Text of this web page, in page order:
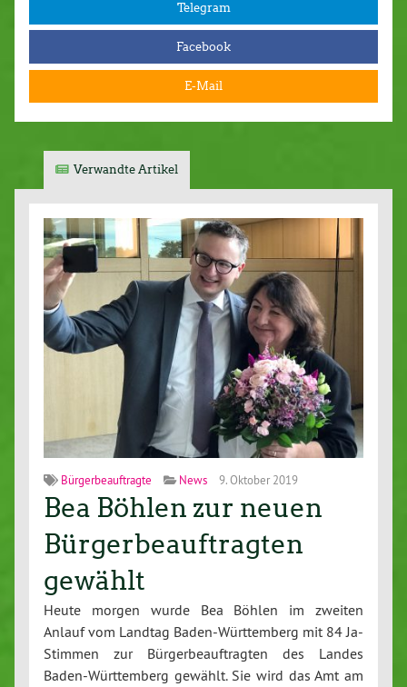
Telegram
Facebook
E-Mail
Verwandte Artikel
Bürgerbeauftragte News 9. Oktober 2019
Bea Böhlen zur neuen
Bürgerbeauftragten
gewählt
Heute morgen wurde Bea Böhlen im zweiten
Anlauf vom Landtag Baden-Württemberg mit 84 Ja-
Stimmen zur Bürgerbeauftragten des Landes
Baden-Württemberg gewählt. Sie wird das Amt am